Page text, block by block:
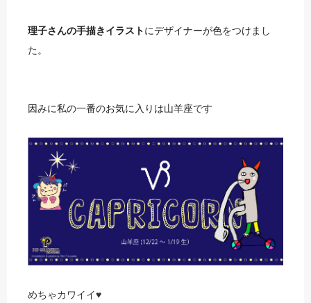
理子さんの手描きイラストにデザイナーが色をつけまし
た。
因みに私の一番のお気に入りは山羊座です
めちゃカワイイ♥